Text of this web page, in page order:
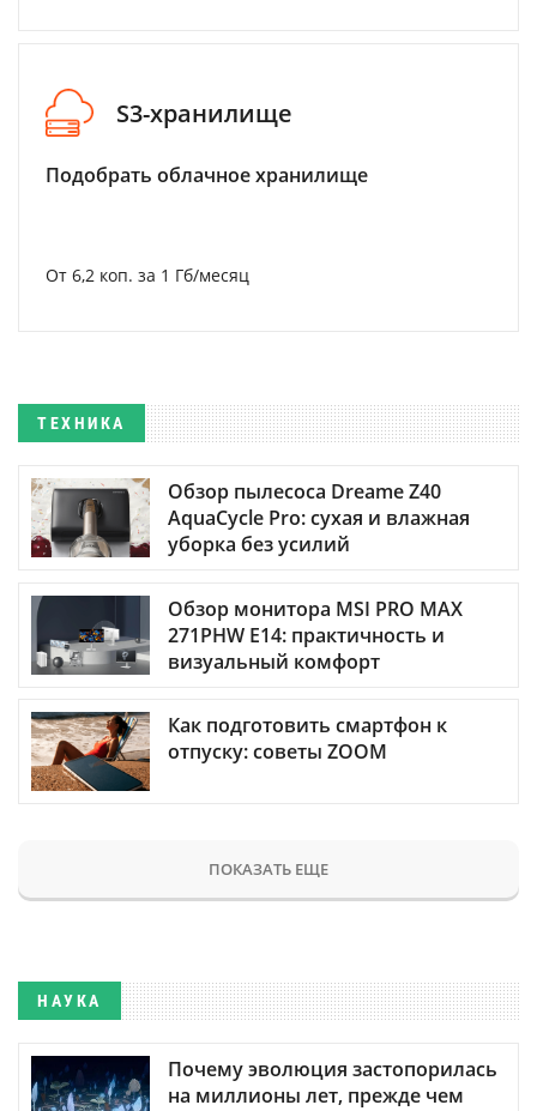
S3-хранилище
Подобрать облачное хранилище
От 6,2 коп. за 1 Гб/месяц
ТЕХНИКА
Обзор пылесоса Dreame Z40
AquaCycle Pro: сухая и влажная
уборка без усилий
Обзор монитора MSI PRO MAX
271PHW E14: практичность и
визуальный комфорт
Как подготовить смартфон к
отпуску: советы ZOOM
ПОКАЗАТЬ ЕЩЕ
НАУКА
Почему эволюция застопорилась
на миллионы лет, прежде чем